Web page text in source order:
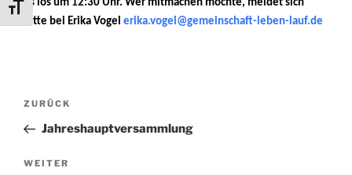
Schrift vergrößern
es los um 12:30 Uhr. Wer mitmachen möchte, meldet sich
bitte bei Erika Vogel erika.vogel@gemeinschaft-leben-lauf.de
Beitragsnavigation
Vorheriger
Beitrag
ZURÜCK
Jahreshauptversammlung
Nächster
WEITER